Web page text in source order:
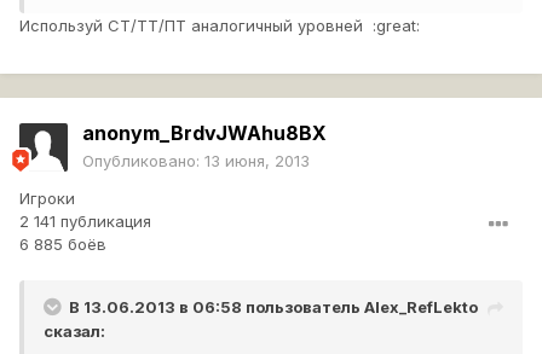
двух vk???? Заранее всем благодарствую. Ну и
Используй СТ/ТТ/ПТ аналогичный уровней :great:
anonym_BrdvJWAhu8BX
Опубликовано: 13 июня, 2013
Игроки
2 141 публикация
6 885 боёв
В 13.06.2013 в 06:58 пользователь Alex_RefLekto
сказал: